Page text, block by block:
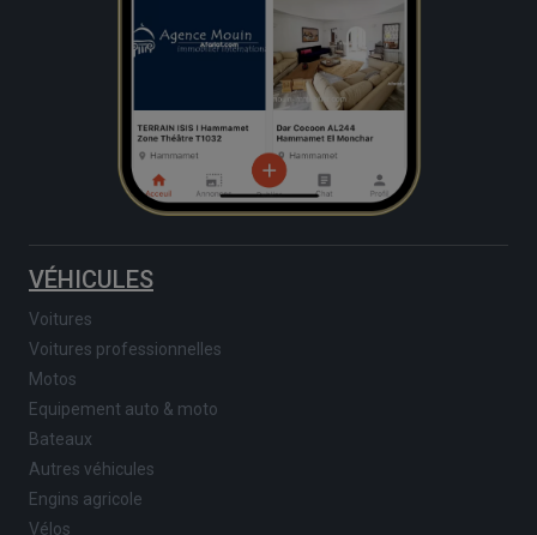
VÉHICULES
Voitures
Voitures professionnelles
Motos
Equipement auto & moto
Bateaux
Autres véhicules
Engins agricole
Vélos